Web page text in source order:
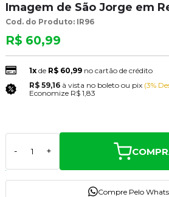
Imagem de São Jorge em
Cod. do Produto: IR96
R$ 60,99
1xde R$ 60,99 no cartão de crédito
R$ 59,16 à vista no boleto ou pix (3%
Economize R$ 1,83
- +
Compre Pelo